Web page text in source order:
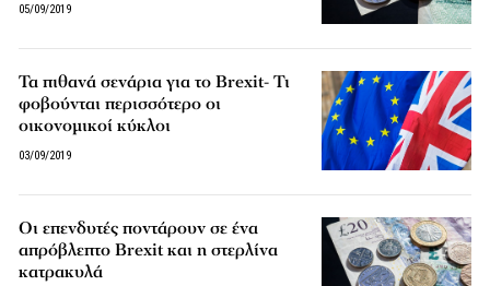
05/09/2019
Τα πιθανά σενάρια για το Brexit- Τι
φοβούνται περισσότερο οι
οικονομικοί κύκλοι
03/09/2019
Οι επενδυτές ποντάρουν σε ένα
απρόβλεπτο Brexit και η στερλίνα
κατρακυλά